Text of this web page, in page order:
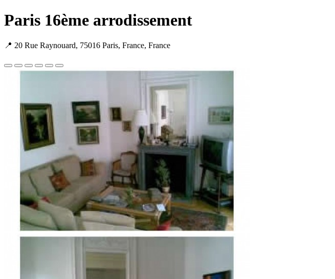
Paris 16ème arrodissement
📍 20 Rue Raynouard, 75016 Paris, France, France